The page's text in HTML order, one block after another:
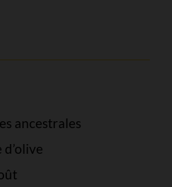
ancestrales
d’olive